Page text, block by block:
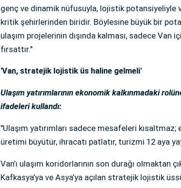
genç ve dinamik nüfusuyla, lojistik potansiyeliyle
kritik şehirlerinden biridir. Böylesine büyük bir
ulaşım projelerinin dışında kalması, sadece
fırsattır."
'Van, stratejik lojistik üs haline gelmeli'
Ulaşım yatırımlarının ekonomik kalkınmadaki
ifadeleri kullandı:
"Ulaşım yatırımları sadece mesafeleri kısaltmaz;
üretimi büyütür, ihracatı patlatır, turizmi 12 aya
Van’ı ulaşım koridorlarının son durağı olmaktan
Kafkasya’ya ve Asya’ya açılan stratejik lojistik